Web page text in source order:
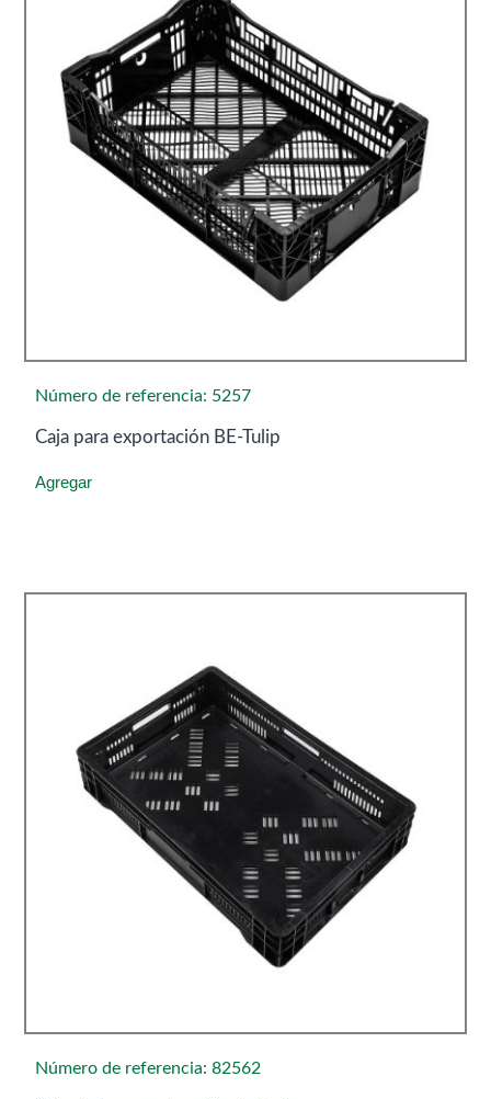
Número de referencia: 5257
Caja para exportación BE-Tulip
Agregar
Número de referencia: 82562